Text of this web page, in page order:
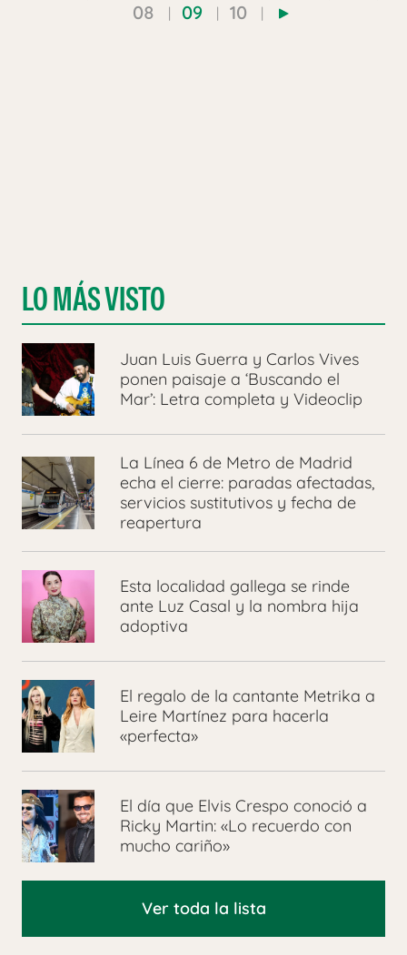
08
09 10
LO MÁS VISTO
Juan Luis Guerra y Carlos Vives
ponen paisaje a ‘Buscando el
Mar’: Letra completa y Videoclip
La Línea 6 de Metro de Madrid
echa el cierre: paradas afectadas,
servicios sustitutivos y fecha de
reapertura
Esta localidad gallega se rinde
ante Luz Casal y la nombra hija
adoptiva
El regalo de la cantante Metrika a
Leire Martínez para hacerla
«perfecta»
El día que Elvis Crespo conoció a
Ricky Martin: «Lo recuerdo con
mucho cariño»
Ver toda la lista